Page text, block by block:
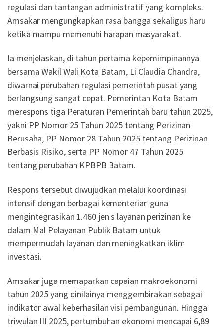
regulasi dan tantangan administratif yang kompleks.
Amsakar mengungkapkan rasa bangga sekaligus haru
ketika mampu memenuhi harapan masyarakat.
Ia menjelaskan, di tahun pertama kepemimpinannya
bersama Wakil Wali Kota Batam, Li Claudia Chandra,
diwarnai perubahan regulasi pemerintah pusat yang
berlangsung sangat cepat. Pemerintah Kota Batam
merespons tiga Peraturan Pemerintah baru tahun 2025,
yakni PP Nomor 25 Tahun 2025 tentang Perizinan
Berusaha, PP Nomor 28 Tahun 2025 tentang Perizinan
Berbasis Risiko, serta PP Nomor 47 Tahun 2025
tentang perubahan KPBPB Batam.
Respons tersebut diwujudkan melalui koordinasi
intensif dengan berbagai kementerian guna
mengintegrasikan 1.460 jenis layanan perizinan ke
dalam Mal Pelayanan Publik Batam untuk
mempermudah layanan dan meningkatkan iklim
investasi.
Amsakar juga memaparkan capaian makroekonomi
tahun 2025 yang dinilainya menggembirakan sebagai
indikator awal keberhasilan visi pembangunan. Hingga
triwulan III 2025, pertumbuhan ekonomi mencapai 6,89